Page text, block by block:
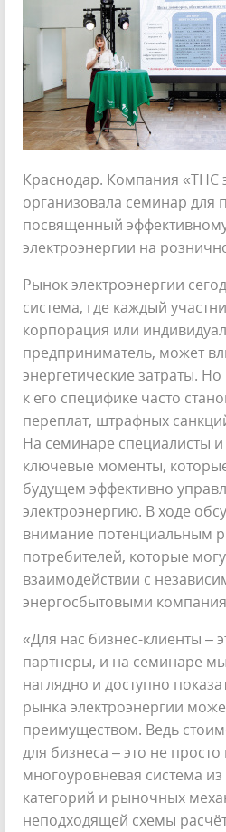
Краснодар. Компания «ТНС
организовала семинар для
посвященный
электроэнергии на
Рынок электроэнергии
система, где каждый
корпорация или
предприниматель, может
энергетические затраты.
к его специфике часто
переплат, штрафных
На семинаре специалисты и
ключевые моменты,
будущем эффективно
электроэнергию. В ходе
внимание потенциальным
потребителей, которые
взаимодействии с
энергосбытовыми
«Для нас бизнес-клиенты –
партнеры, и на семинаре
наглядно и доступно
рынка электроэнергии
преимуществом. Ведь
для бизнеса – это не
многоуровневая система
категорий и рыночных
неподходящей схемы